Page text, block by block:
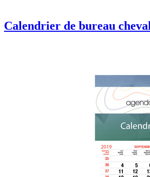
Calendrier de bureau